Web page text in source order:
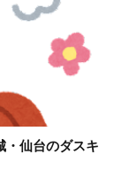
・仙台のダスキ